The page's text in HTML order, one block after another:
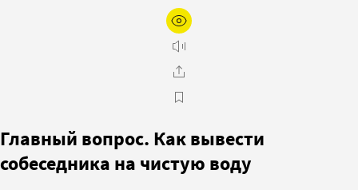
Главный вопрос. Как вывести
собеседника на чистую воду